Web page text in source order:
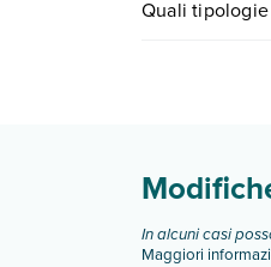
scegli
Quali tipologie
In alcuni casi
Maggiori